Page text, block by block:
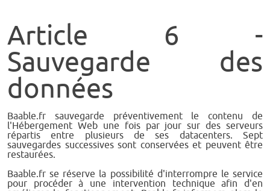
Article 6 -
Sauvegarde des
données
Baable.fr sauvegarde préventivement le contenu de
l'Hébergement Web une fois par jour sur des serveurs
répartis entre plusieurs de ses datacenters. Sept
sauvegardes successives sont conservées et peuvent être
restaurées.
Baable.fr se réserve la possibilité d'interrompre le service
pour procéder à une intervention technique afin d'en